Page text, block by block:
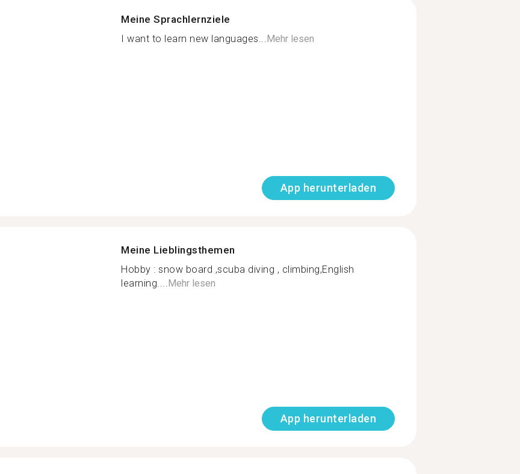
Meine Sprachlernziele
I want to learn new languages...Mehr lesen
App herunterladen
Meine Lieblingsthemen
Hobby : snow board ,scuba diving , climbing,English
learning....Mehr lesen
App herunterladen